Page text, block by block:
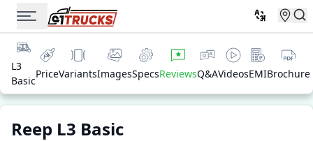
L3
Basic
PriceVariantsImagesSpecsReviewsQ&AVideosEMIBrochure
Reep L3 Basic